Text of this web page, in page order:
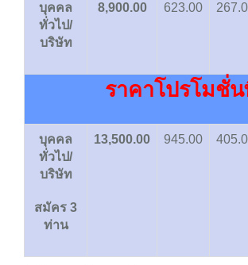
บุคคล
ทั่วไป/
บริษัท
8,900.00 623.00
ราคาโปรโมชั่
บุคคล
ทั่วไป/
บริษัท
สมัคร 3
ท่าน
13,500.00 945.00